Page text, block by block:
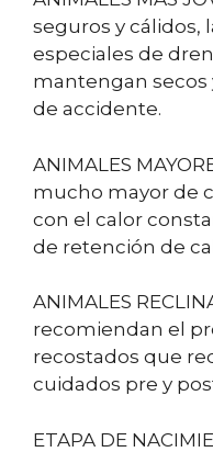
seguros y cálidos,
especiales de
mantengan secos
de accidente.
ANIMALES
mucho mayor de
con el calor
de retención de
ANIMALES
recomiendan el
recostados que
cuidados pre y
ETAPA DE